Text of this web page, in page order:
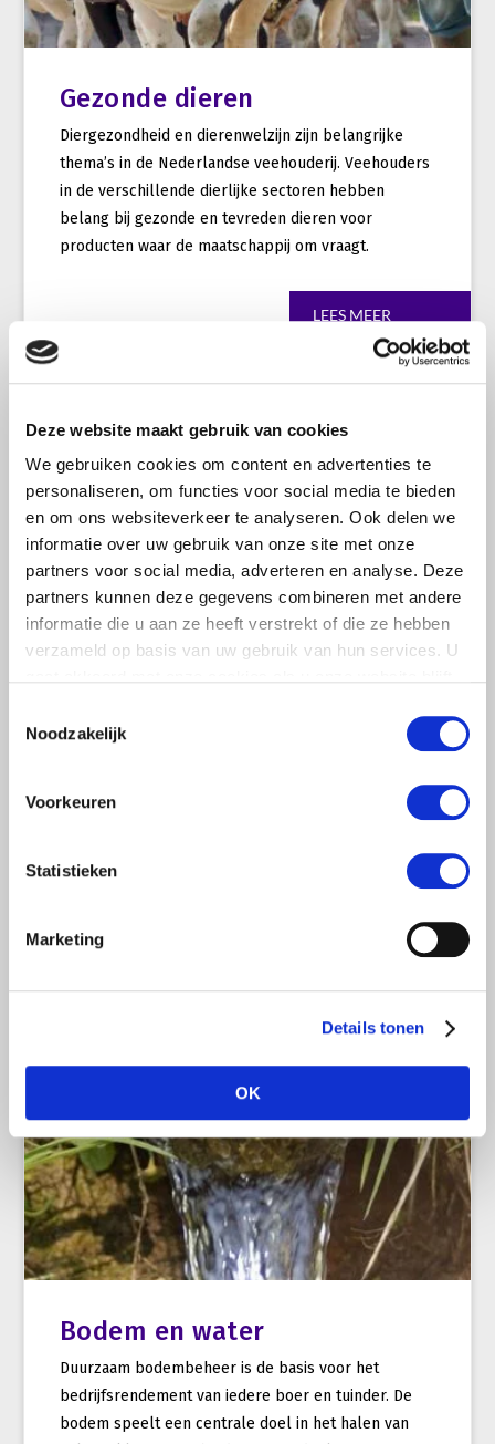
Deze website maakt gebruik van cookies
We gebruiken cookies om content en advertenties te
personaliseren, om functies voor social media te bieden
en om ons websiteverkeer te analyseren. Ook delen we
informatie over uw gebruik van onze site met onze
partners voor social media, adverteren en analyse. Deze
partners kunnen deze gegevens combineren met andere
informatie die u aan ze heeft verstrekt of die ze hebben
verzameld op basis van uw gebruik van hun services. U
Noodzakelijk
Voorkeuren
Statistieken
Marketing
Details tonen
OK
Gezonde dieren
Diergezondheid en dierenwelzijn zijn belangrijke
thema’s in de Nederlandse veehouderij. Veehouders
in de verschillende dierlijke sectoren hebben
belang bij gezonde en tevreden dieren voor
producten waar de maatschappij om vraagt.
LEES MEER
Natuur, klimaat en energie
produceren op een manier die de aarde voor huidige
Bodem en water
Duurzaam bodembeheer is de basis voor het
bedrijfsrendement van iedere boer en tuinder. De
bodem speelt een centrale doel in het halen van